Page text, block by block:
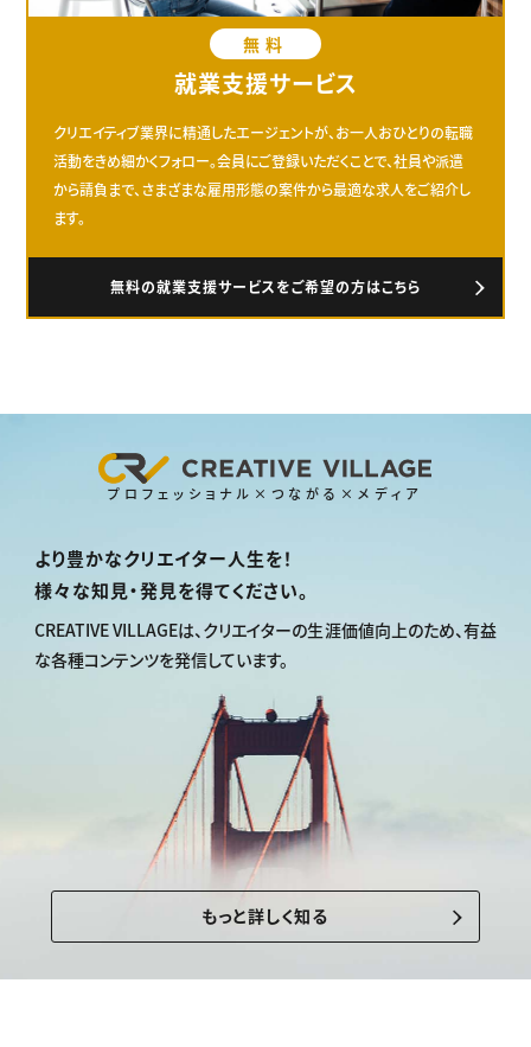
無料
就業支援サービス
クリエイティブ業界に精通したエージェントが、お一人おひとりの転職
活動をきめ細かくフォロー。会員にご登録いただくことで、社員や派遣
から請負まで、さまざまな雇用形態の案件から最適な求人をご紹介し
ます。
無料の就業支援サービスをご希望の方はこちら
プロフェッショナル×つながる×メディア
より豊かなクリエイター人生を！
様々な知見・発見を得てください。
CREATIVE VILLAGEは、 クリエイターの生涯価値向上のため、有益
な各種コンテンツを発信しています。
もっと詳しく知る